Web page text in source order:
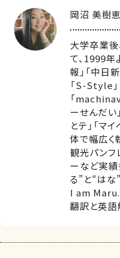
岡沼 美樹恵
大学卒業後
て、1999年
報」「中日
「S-Style」
「
ーせんだい
とテ」「マ
体で幅広く
観光パンフ
ーなど実績
る”と“はな
I am Maru.
翻訳と英語